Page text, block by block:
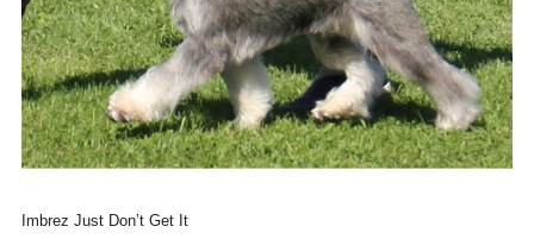
Imbrez Just Don’t Get It